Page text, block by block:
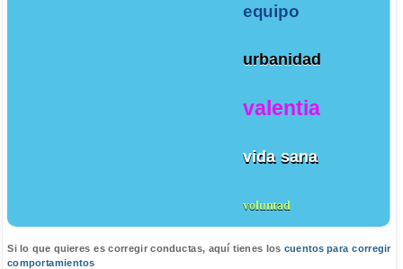
equipo
urbanidad
valentia
vida sana
voluntad
Si lo que quieres es corregir conductas, aquí tienes los cuentos para corregir
comportamientos